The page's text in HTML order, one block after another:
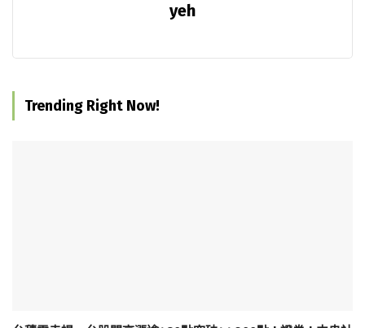
yeh
Trending Right Now!